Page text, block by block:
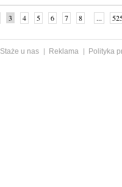
3 4 5 6 7 8 ...
Staże u nas Reklama
Polityka